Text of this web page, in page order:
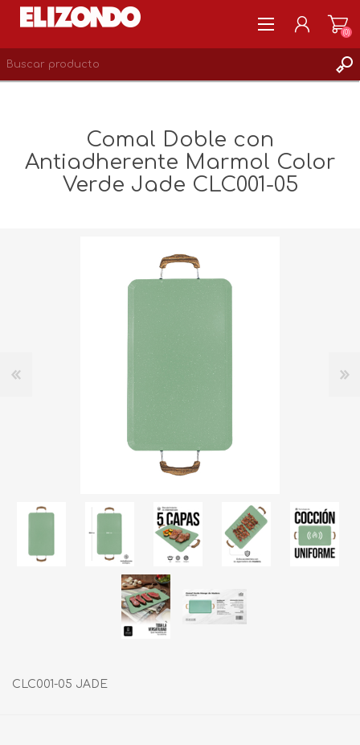
LISTA DE DESEOS
(0)
Comal Doble con
Antiadherente Marmol Color
Verde Jade CLC001-05
CLC001-05 JADE